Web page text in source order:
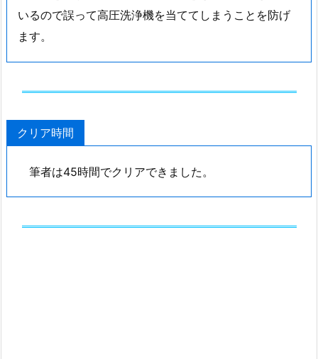
いるので誤って高圧洗浄機を当ててしまうことを防げ
ます。
クリア時間
筆者は45時間でクリアできました。